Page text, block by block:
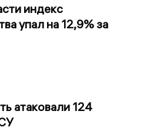
индекс
упал на 12,9% за
атаковали 124